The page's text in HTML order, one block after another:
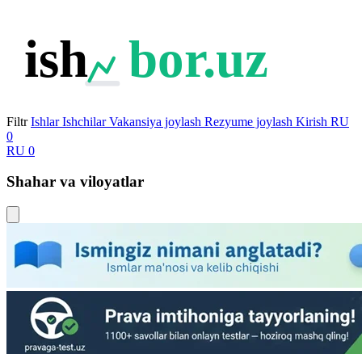
ish bor.uz
Filtr Ishlar Ishchilar Vakansiya joylash Rezyume joylash Kirish RU
0
RU 0
Shahar va viloyatlar